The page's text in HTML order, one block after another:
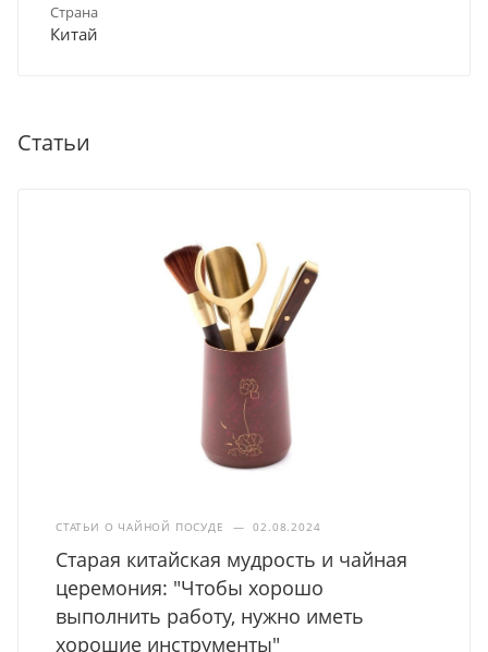
Страна
Китай
Статьи
СТАТЬИ О ЧАЙНОЙ ПОСУДЕ — 02.08.2024
Старая китайская мудрость и чайная
церемония: "Чтобы хорошо
выполнить работу, нужно иметь
хорошие инструменты"